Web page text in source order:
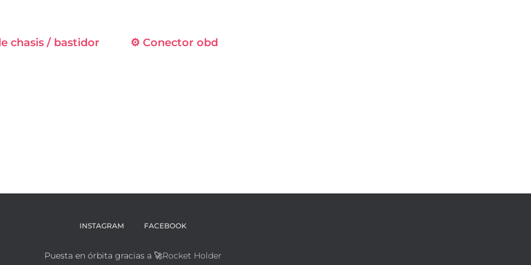
chasis / bastidor ⚙️ Conector obd
INSTAGRAM FACEBOOK
Puesta en órbita gracias a 🚀Rocket Holder